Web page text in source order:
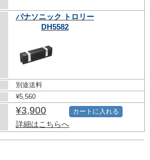
パナソニック トロリー
DH5582
別途送料
¥5,560
¥3,900
詳細はこちらへ
カートに入れる